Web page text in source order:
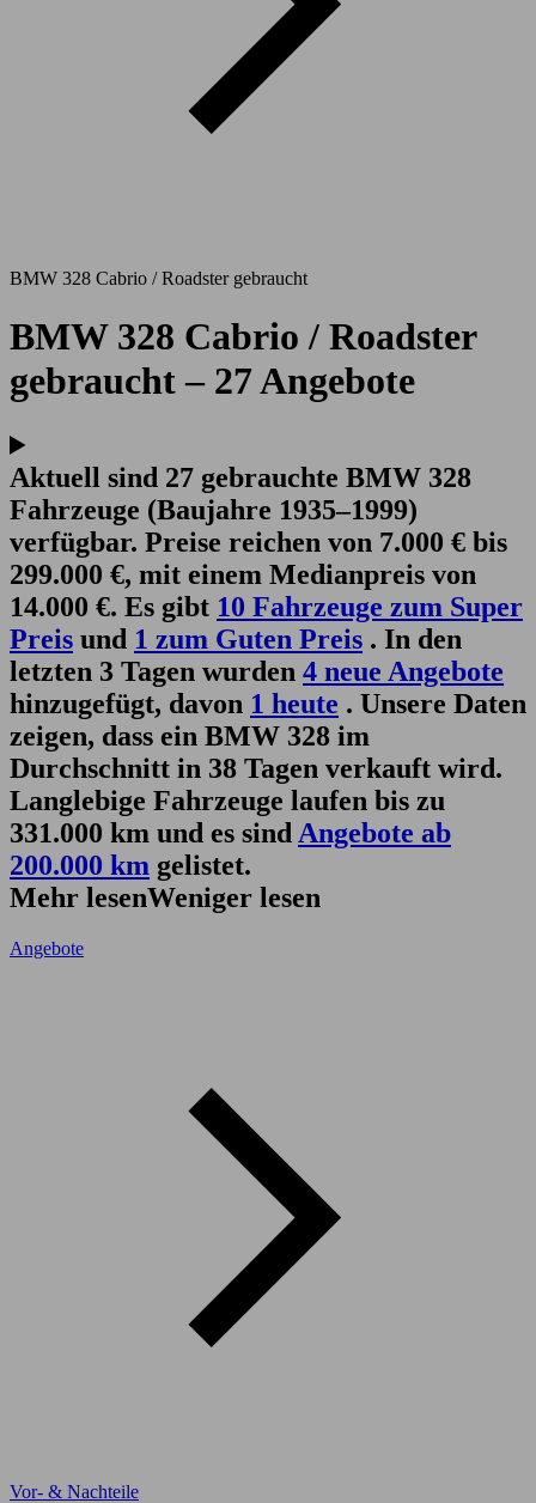
BMW 328 Cabrio / Roadster gebraucht
BMW 328 Cabrio / Roadster
gebraucht – 27 Angebote
Aktuell sind 27 gebrauchte BMW 328
Fahrzeuge (Baujahre 1935–1999)
verfügbar. Preise reichen von 7.000 € bis
299.000 €, mit einem Medianpreis von
14.000 €. Es gibt 10 Fahrzeuge zum Super
Preis und 1 zum Guten Preis . In den
letzten 3 Tagen wurden 4 neue Angebote
hinzugefügt, davon 1 heute . Unsere Daten
zeigen, dass ein BMW 328 im
Durchschnitt in 38 Tagen verkauft wird.
Langlebige Fahrzeuge laufen bis zu
331.000 km und es sind Angebote ab
200.000 km gelistet.
Mehr lesenWeniger lesen
Angebote
Vor- & Nachteile